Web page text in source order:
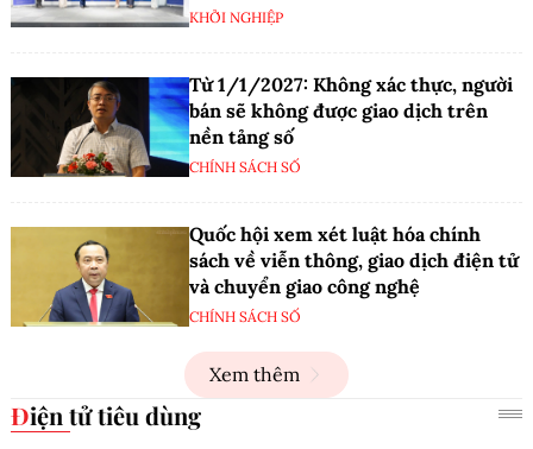
KHỞI NGHIỆP
Từ 1/1/2027: Không xác thực, người
bán sẽ không được giao dịch trên
nền tảng số
CHÍNH SÁCH SỐ
Quốc hội xem xét luật hóa chính
sách về viễn thông, giao dịch điện tử
và chuyển giao công nghệ
CHÍNH SÁCH SỐ
Xem thêm
Điện tử tiêu dùng